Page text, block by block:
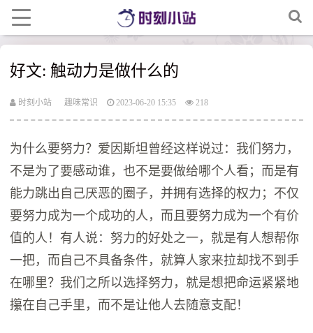
好文: 触动力是做什么的
时刻小站 趣味常识 2023-06-20 15:35 218
为什么要努力？爱因斯坦曾经这样说过：我们努力，
不是为了要感动谁，也不是要做给哪个人看；而是有
能力跳出自己厌恶的圈子，并拥有选择的权力；不仅
要努力成为一个成功的人，而且要努力成为一个有价
值的人！有人说：努力的好处之一，就是有人想帮你
一把，而自己不具备条件，就算人家来拉却找不到手
在哪里？我们之所以选择努力，就是想把命运紧紧地
攥在自己手里，而不是让他人去随意支配！